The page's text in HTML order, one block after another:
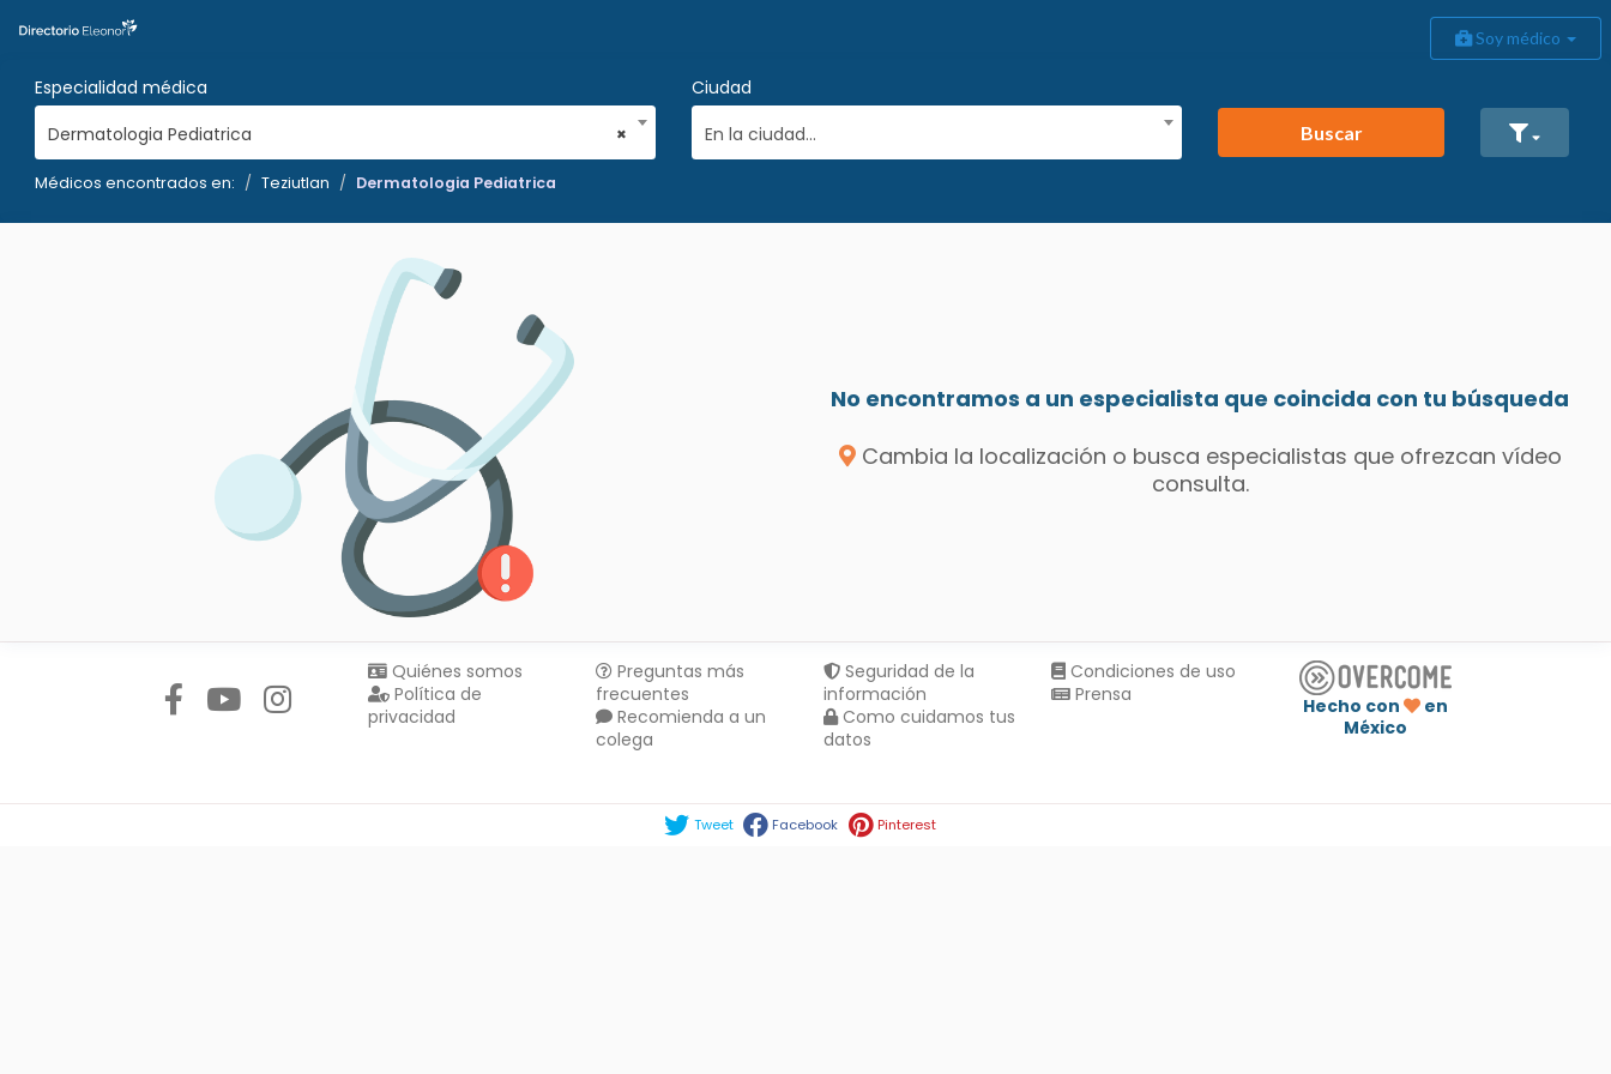
Soy médico
Especialidad médica
×
Dermatologia Pediatrica
Ciudad
En la ciudad...
Buscar
Médicos encontrados en: Teziutlan Dermatologia Pediatrica
No encontramos a un especialista que coincida con tu búsqueda
Cambia la localización o busca especialistas que ofrezcan vídeo
consulta.
Quiénes somos
Política de
privacidad
Preguntas más
frecuentes
Recomienda a un
colega
Seguridad de la
información
Como cuidamos tus
datos
Condiciones de uso
Prensa
Hecho con
en
México
Tweet Facebook Pinterest